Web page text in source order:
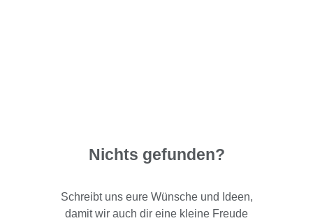
Nichts gefunden?
Schreibt uns eure Wünsche und Ideen,
damit wir auch dir eine kleine Freude